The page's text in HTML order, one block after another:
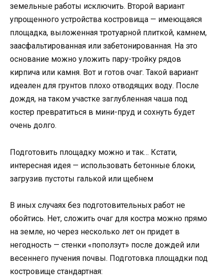
земельные работы исключить. Второй вариант
упрощенного устройства костровища — имеющаяся
площадка, выложенная тротуарной плиткой, камнем,
заасфальтированная или забетонированная. На это
основание можно уложить пару-тройку рядов
кирпича или камня. Вот и готов очаг. Такой вариант
идеален для грунтов плохо отводящих воду. После
дождя, на таком участке заглубленная чаша под
костер превратиться в мини-пруд и сохнуть будет
очень долго.
Подготовить площадку можно и так… Кстати,
интересная идея — использовать бетонные блоки,
загрузив пустоты галькой или щебнем
В иных случаях без подготовительных работ не
обойтись. Нет, сложить очаг для костра можно прямо
на земле, но через несколько лет он придет в
негодность — стенки «поползут» после дождей или
весеннего пучения почвы. Подготовка площадки под
костровище стандартная: